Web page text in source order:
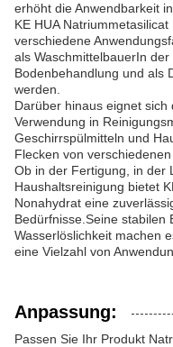
erhöht die Anwendbarkeit
KE HUA
verschiedene
als WaschmittelbauerIn
Bodenbehandlung und als
werden.
Darüber hinaus eignet
Verwendung in
Geschirrspülmitteln und
Flecken von verschiedenen
Ob in der Fertigung, in der
Haushaltsreinigung bietet
Nonahydrat eine
Bedürfnisse.Seine stabilen
Wasserlöslichkeit machen
eine Vielzahl von
Anpassung:
Passen Sie Ihr Produkt